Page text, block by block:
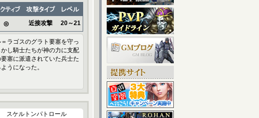
◎ 近接攻撃 20～21
ラゴスのグラト要塞を守っ
し騎士たちが神の力に支配
塞に派遣されていた兵士た
うになった。
スケルトンパトロール